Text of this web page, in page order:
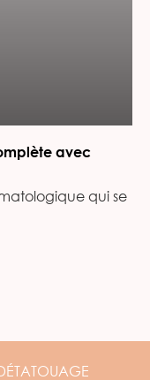
avec
qui se